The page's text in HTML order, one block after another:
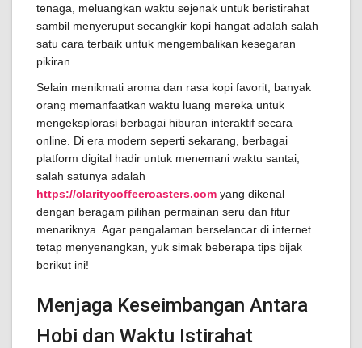
tenaga, meluangkan waktu sejenak untuk beristirahat
sambil menyeruput secangkir kopi hangat adalah salah
satu cara terbaik untuk mengembalikan kesegaran
pikiran.
Selain menikmati aroma dan rasa kopi favorit, banyak
orang memanfaatkan waktu luang mereka untuk
mengeksplorasi berbagai hiburan interaktif secara
online. Di era modern seperti sekarang, berbagai
platform digital hadir untuk menemani waktu santai,
salah satunya adalah
https://claritycoffeeroasters.com yang dikenal
dengan beragam pilihan permainan seru dan fitur
menariknya. Agar pengalaman berselancar di internet
tetap menyenangkan, yuk simak beberapa tips bijak
berikut ini!
Menjaga Keseimbangan Antara
Hobi dan Waktu Istirahat